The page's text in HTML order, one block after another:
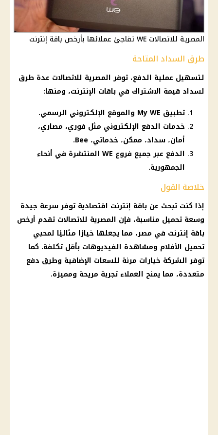
المصرية للاتصالات WE تفاجئ عملائها بأرخص باقة إنترنت
طرق السداد المتاحة
لتسهيل عملية الدفع، توفر المصرية للاتصالات عدة طرق
لسداد قيمة الاشتراك في باقات الإنترنت، ومنها:
تطبيق My WE والموقع الإلكتروني الرسمي.
خدمات الدفع الإلكتروني مثل فوري، مصاري،
أمان، سداد، ممكن، خدماتي، Bee.
الدفع عبر جميع فروع WE المنتشرة في أنحاء
الجمهورية.
خلاصة القول
إذا كنت تبحث عن باقة إنترنت اقتصادية توفر سرعة جيدة
وسعة تحميل مناسبة، فإن المصرية للاتصالات تقدم أرخص
باقة إنترنت في مصر، مما يجعلها خيارًا مثاليًا لمحبي
تحميل الأفلام ومشاهدة الفيديوهات بأقل تكلفة. كما
توفر الشركة خيارات مرنة للسعات الإضافية وطرق دفع
متعددة، مما يمنح العملاء تجربة مريحة ومميزة.